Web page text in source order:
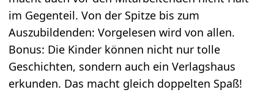
im Gegenteil. Von der Spitze bis zum
Auszubildenden: Vorgelesen wird von allen.
Bonus: Die Kinder können nicht nur tolle
Geschichten, sondern auch ein Verlagshaus
erkunden. Das macht gleich doppelten Spaß!